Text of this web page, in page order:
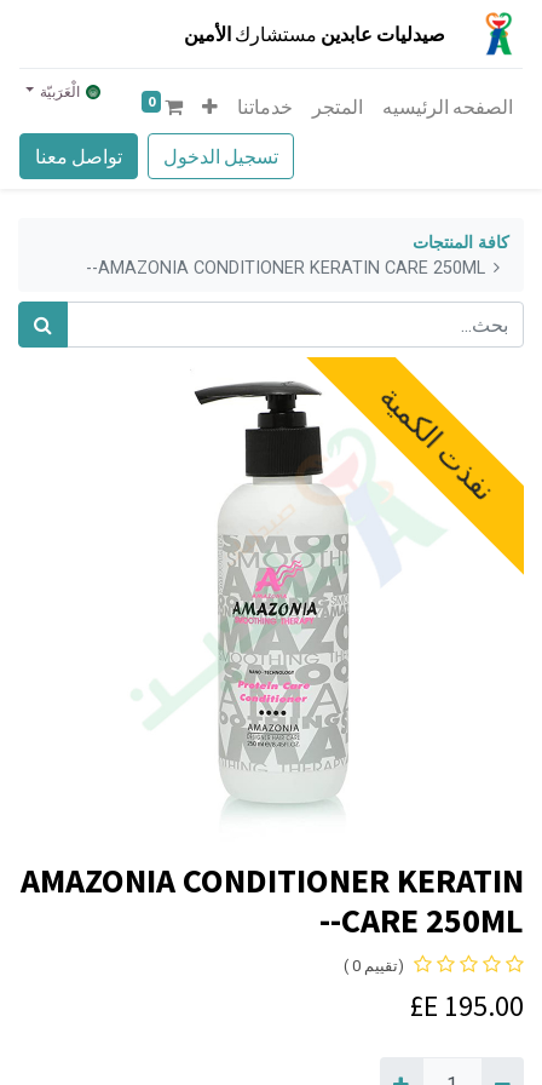
صيدليات عابدين مستشارك الأمين
تسجيل الدخول تواصل معنا
الصفحه الرئيسيه المتجر خدماتنا 0 الْعَرَبيّة
كافة المنتجات
AMAZONIA CONDITIONER KERATIN CARE 250ML--
نفذت الكمية
AMAZONIA CONDITIONER KERATIN
CARE 250ML--
(تقييم 0 )
195.00